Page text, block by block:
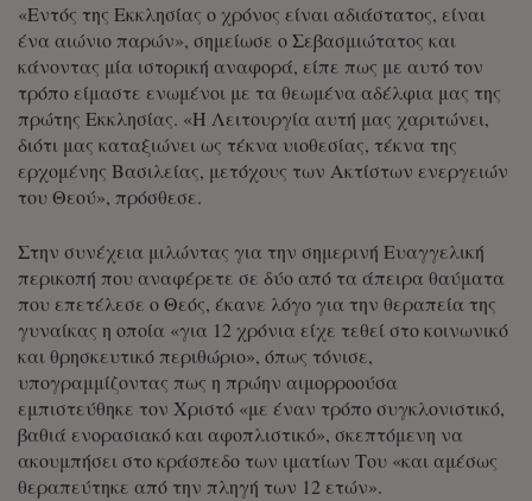
«Εντός της Εκκλησίας ο χρόνος είναι αδιάστατος, είναι
ένα αιώνιο παρών», σημείωσε ο Σεβασμιώτατος και
κάνοντας μία ιστορική αναφορά, είπε πως με αυτό τον
τρόπο είμαστε ενωμένοι με τα θεωμένα αδέλφια μας της
πρώτης Εκκλησίας. «Η Λειτουργία αυτή μας χαριτώνει,
διότι μας καταξιώνει ως τέκνα υιοθεσίας, τέκνα της
ερχομένης Βασιλείας, μετόχους των Ακτίστων ενεργειών
του Θεού», πρόσθεσε.
Στην συνέχεια μιλώντας για την σημερινή Ευαγγελική
περικοπή που αναφέρετε σε δύο από τα άπειρα θαύματα
που επετέλεσε ο Θεός, έκανε λόγο για την θεραπεία της
γυναίκας η οποία «για 12 χρόνια είχε τεθεί στο κοινωνικό
και θρησκευτικό περιθώριο», όπως τόνισε,
υπογραμμίζοντας πως η πρώην αιμορροούσα
εμπιστεύθηκε τον Χριστό «με έναν τρόπο συγκλονιστικό,
βαθιά ενορασιακό και αφοπλιστικό», σκεπτόμενη να
ακουμπήσει στο κράσπεδο των ιματίων Του «και αμέσως
θεραπεύτηκε από την πληγή των 12 ετών».